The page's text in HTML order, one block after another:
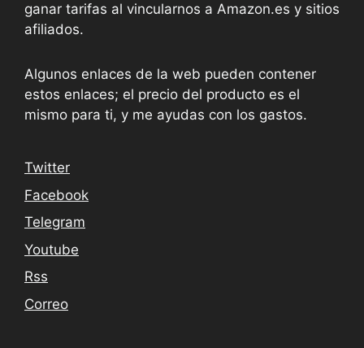
ganar tarifas al vincularnos a Amazon.es y sitios
afiliados.
Algunos enlaces de la web pueden contener
estos enlaces; el precio del producto es el
mismo para ti, y me ayudas con los gastos.
Twitter
Facebook
Telegram
Youtube
Rss
Correo